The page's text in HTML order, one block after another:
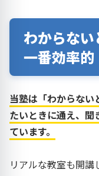
わからな
一番効率的
当塾は「わからな
たいときに通え、聞
ています。
リアルな教室も開